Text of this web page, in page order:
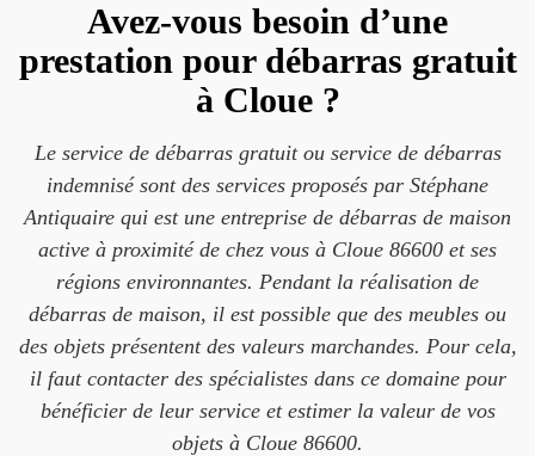
Avez-vous besoin d’une
prestation pour débarras gratuit
à Cloue ?
Le service de débarras gratuit ou service de débarras
indemnisé sont des services proposés par Stéphane
Antiquaire qui est une entreprise de débarras de maison
active à proximité de chez vous à Cloue 86600 et ses
régions environnantes. Pendant la réalisation de
débarras de maison, il est possible que des meubles ou
des objets présentent des valeurs marchandes. Pour cela,
il faut contacter des spécialistes dans ce domaine pour
bénéficier de leur service et estimer la valeur de vos
objets à Cloue 86600.